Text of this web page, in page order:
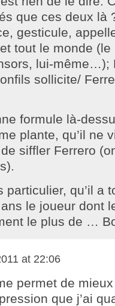
que ces deux là
gesticule,
tout le monde
lui-même…);
sollicite/
formule là-
plante, qu’il ne
siffler Ferrero
particulier, qu’il a
le joueur dont
le plus de …
at 22:06
permet de mieux
que j’ai